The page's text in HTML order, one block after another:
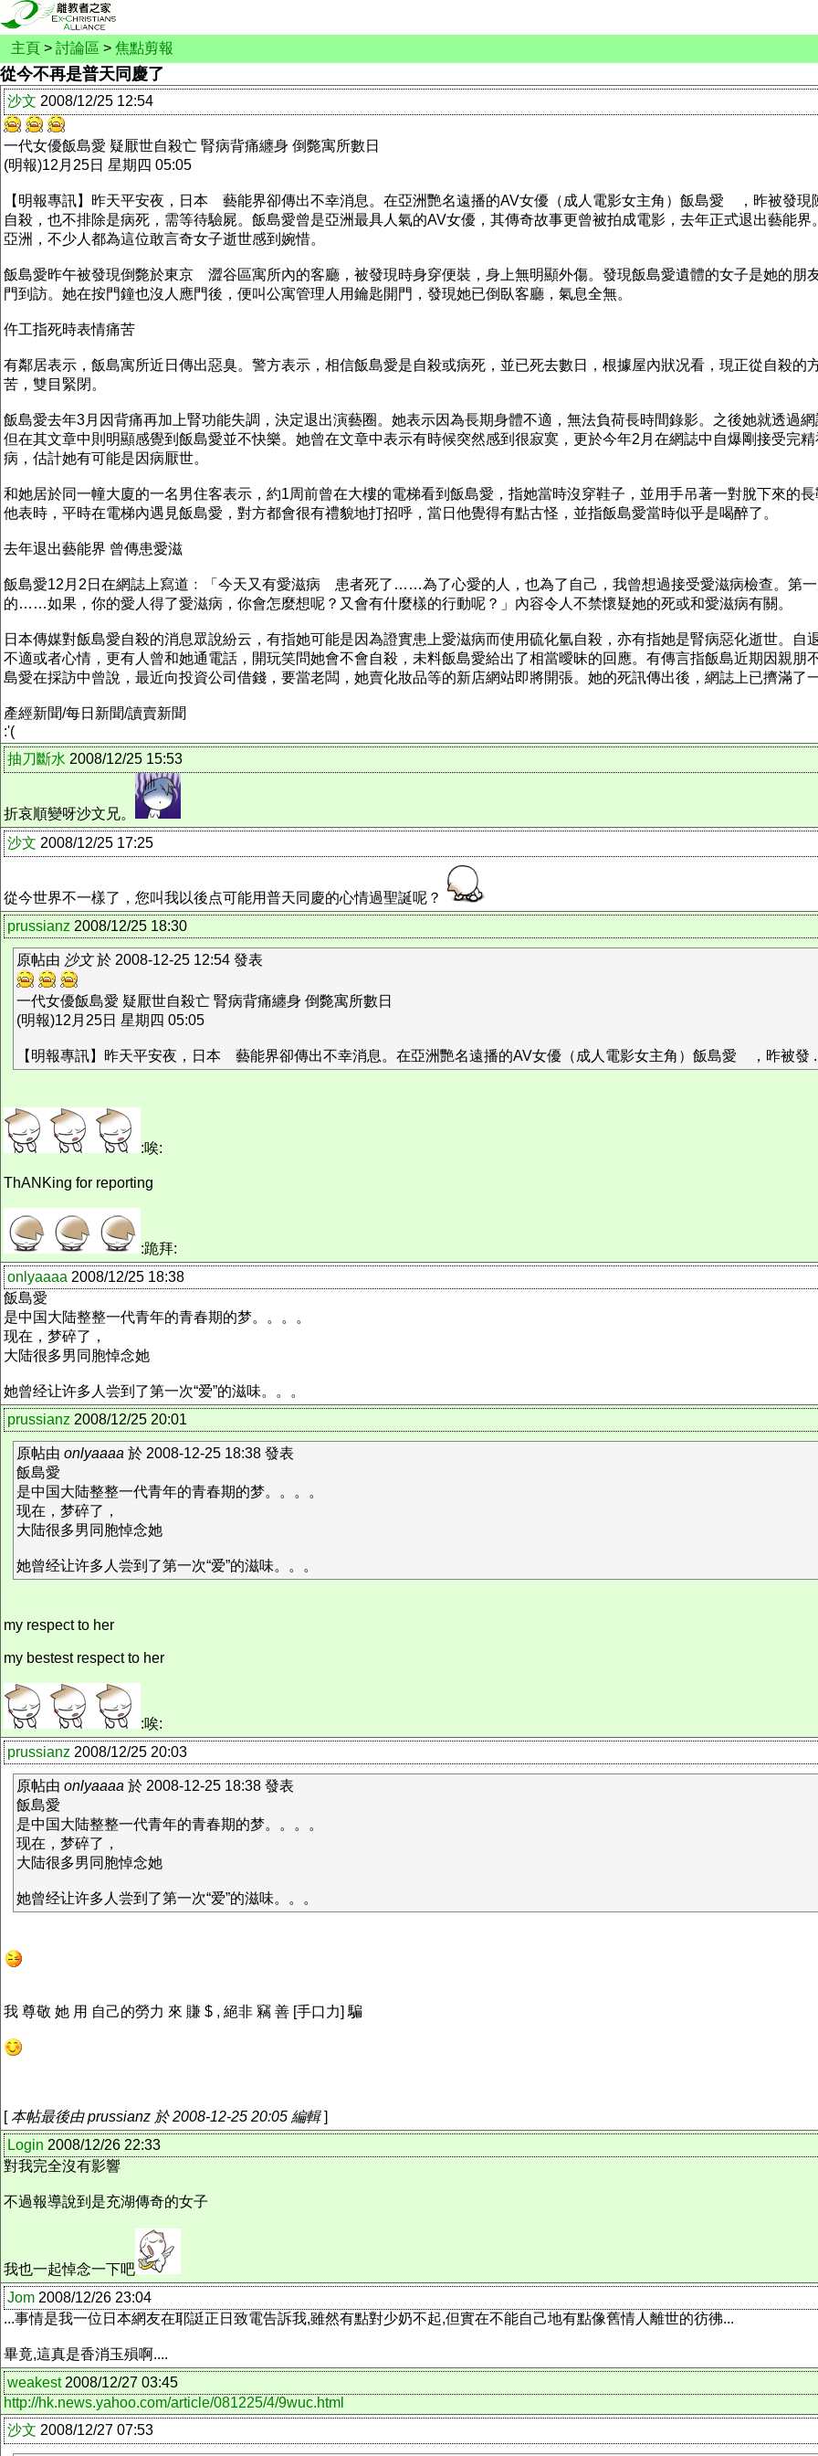
主頁 > 討論區 > 焦點剪報
從今不再是普天同慶了
沙文 2008/12/25 12:54
一代女優飯島愛 疑厭世自殺亡 腎病背痛纏身 倒斃寓所數日
(明報)12月25日 星期四 05:05
【明報專訊】昨天平安夜，日本 藝能界卻傳出不幸消息。在亞洲艷名遠播的AV女優（成人電影女主角）飯島愛 ，昨被發
自殺，也不排除是病死，需等待驗屍。飯島愛曾是亞洲最具人氣的AV女優，其傳奇故事更曾被拍成電影，去年正式退出藝能
亞洲，不少人都為這位敢言奇女子逝世感到婉惜。
飯島愛昨午被發現倒斃於東京 澀谷區寓所內的客廳，被發現時身穿便裝，身上無明顯外傷。發現飯島愛遺體的女子是她的朋
門到訪。她在按門鐘也沒人應門後，便叫公寓管理人用鑰匙開門，發現她已倒臥客廳，氣息全無。
仵工指死時表情痛苦
有鄰居表示，飯島寓所近日傳出惡臭。警方表示，相信飯島愛是自殺或病死，並已死去數日，根據屋內狀况看，現正從自殺
苦，雙目緊閉。
飯島愛去年3月因背痛再加上腎功能失調，決定退出演藝圈。她表示因為長期身體不適，無法負荷長時間錄影。之後她就透過
但在其文章中則明顯感覺到飯島愛並不快樂。她曾在文章中表示有時候突然感到很寂寞，更於今年2月在網誌中自爆剛接受完
病，估計她有可能是因病厭世。
和她居於同一幢大廈的一名男住客表示，約1周前曾在大樓的電梯看到飯島愛，指她當時沒穿鞋子，並用手吊著一對脫下來的
他表時，平時在電梯內遇見飯島愛，對方都會很有禮貌地打招呼，當日他覺得有點古怪，並指飯島愛當時似乎是喝醉了。
去年退出藝能界 曾傳患愛滋
飯島愛12月2日在網誌上寫道﹕「今天又有愛滋病 患者死了……為了心愛的人，也為了自己，我曾想過接受愛滋病檢查。第
的……如果，你的愛人得了愛滋病，你會怎麼想呢？又會有什麼樣的行動呢？」內容令人不禁懷疑她的死或和愛滋病有關。
日本傳媒對飯島愛自殺的消息眾說紛云，有指她可能是因為證實患上愛滋病而使用硫化氫自殺，亦有指她是腎病惡化逝世。
不適或者心情，更有人曾和她通電話，開玩笑問她會不會自殺，未料飯島愛給出了相當曖昧的回應。有傳言指飯島近期因親
島愛在採訪中曾說，最近向投資公司借錢，要當老闆，她賣化妝品等的新店網站即將開張。她的死訊傳出後，網誌上已擠滿
產經新聞/每日新聞/讀賣新聞
:'(
抽刀斷水 2008/12/25 15:53
折哀順變呀沙文兄。
沙文 2008/12/25 17:25
從今世界不一樣了，您叫我以後点可能用普天同慶的心情過聖誕呢？
prussianz 2008/12/25 18:30
原帖由 沙文於 2008-12-25 12:54 發表
一代女優飯島愛 疑厭世自殺亡 腎病背痛纏身 倒斃寓所數日
(明報)12月25日 星期四 05:05
【明報專訊】昨天平安夜，日本 藝能界卻傳出不幸消息。在亞洲艷名遠播的AV女優（成人電影女主角）飯島愛 ，昨被發
:唉:
ThANKing for reporting
:跪拜:
onlyaaaa 2008/12/25 18:38
飯島愛
是中国大陆整整一代青年的青春期的梦。。。。
现在，梦碎了，
大陆很多男同胞悼念她
她曾经让许多人尝到了第一次“爱”的滋味。。。
prussianz 2008/12/25 20:01
原帖由 onlyaaaa 於 2008-12-25 18:38 發表
飯島愛
是中国大陆整整一代青年的青春期的梦。。。。
现在，梦碎了，
大陆很多男同胞悼念她
她曾经让许多人尝到了第一次“爱”的滋味。。。
my respect to her
my bestest respect to her
:唉:
prussianz 2008/12/25 20:03
原帖由 onlyaaaa 於 2008-12-25 18:38 發表
飯島愛
是中国大陆整整一代青年的青春期的梦。。。。
现在，梦碎了，
大陆很多男同胞悼念她
她曾经让许多人尝到了第一次“爱”的滋味。。。
我 尊敬 她 用 自己的勞力 來 賺 $ , 絕非 竊 善 [手口力] 騙
[本帖最後由 prussianz 於 2008-12-25 20:05 編輯]
Login 2008/12/26 22:33
對我完全沒有影響
不過報導說到是充湖傳奇的女子
我也一起悼念一下吧
Jom 2008/12/26 23:04
...事情是我一位日本網友在耶誔正日致電告訴我,雖然有點對少奶不起,但實在不能自己地有點像舊情人離世的彷彿...
畢竟,這真是香消玉殞啊....
weakest2008/12/27 03:45
http://hk.news.yahoo.com/article/081225/4/9wuc.html
沙文 2008/12/27 07:53